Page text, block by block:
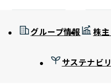
グループ情報 株
サステナビ